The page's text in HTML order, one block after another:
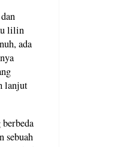
lilin
ada
lanjut
sebuah